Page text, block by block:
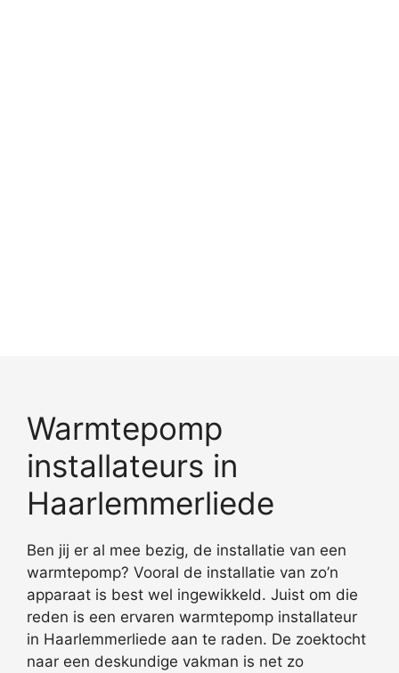
Warmtepomp
installateurs in
Haarlemmerliede
Ben jij er al mee bezig, de installatie van een
warmtepomp? Vooral de installatie van zo’n
apparaat is best wel ingewikkeld. Juist om die
reden is een ervaren warmtepomp installateur
in Haarlemmerliede aan te raden. De zoektocht
naar een deskundige vakman is net zo